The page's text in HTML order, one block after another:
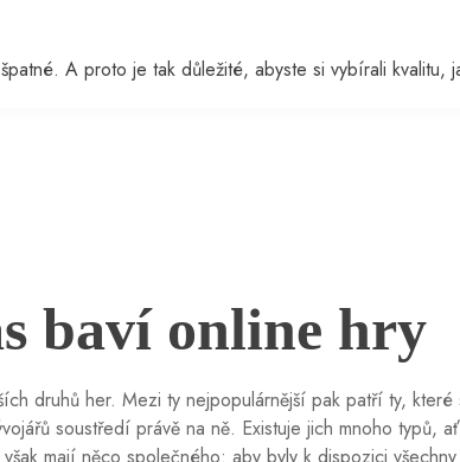
A proto je tak důležité, abyste si vybírali kvalitu,
baví online hry
druhů her. Mezi ty nejpopulárnější pak patří ty,
soustředí právě na ně. Existuje jich mnoho typů,